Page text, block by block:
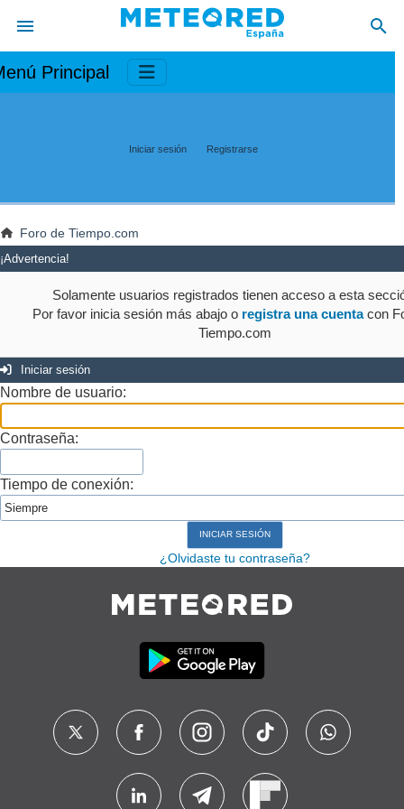
Principal
Iniciar sesión Registrarse
Foro de Tiempo.com
¡Advertencia!
Solamente usuarios registrados tienen acceso a esta
Por favor inicia sesión más abajo o registra una cuentacon
Tiempo.com
Iniciar sesión
Nombre de usuario:
Contraseña:
Tiempo de conexión:
¿Olvidaste tu contraseña?